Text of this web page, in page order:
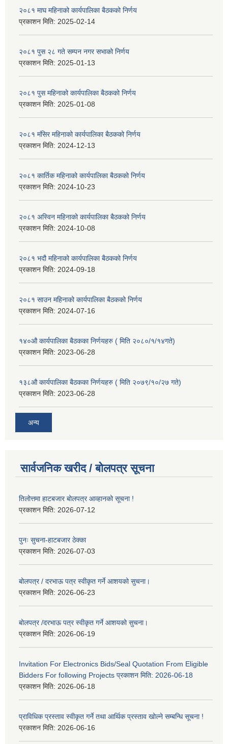
२०८१ माघ महिनाको कार्यपालिका बैठकको निर्णय
प्रकाशन मिति: 2025-02-14
२०८१ पुस २८ गते सम्प‍न नगर सभाको निर्णय
प्रकाशन मिति: 2025-01-13
२०८१ पुस महिनाको कार्यपालिका बैठकको निर्णय
प्रकाशन मिति: 2025-01-08
२०८१ मंसिर महिनाको कार्यपालिका बैठकको निर्णय
प्रकाशन मिति: 2024-12-13
२०८१ कार्तिक महिनाको कार्यपालिका बैठकको निर्णय
प्रकाशन मिति: 2024-10-23
२०८१ अस्विन महिनाको कार्यपालिका बैठकको निर्णय
प्रकाशन मिति: 2024-10-08
२०८१ भदौ महिनाको कार्यपालिका बैठकको निर्णय
प्रकाशन मिति: 2024-09-18
२०८१ साउन महिनाको कार्यपालिका बैठकको निर्णय
प्रकाशन मिति: 2024-07-16
१४०औ कार्यपालिका बैठकका निर्णयहरु ( मिति २०८०/१/१४गते)
प्रकाशन मिति: 2023-06-28
१३८औ कार्यपालिका बैठकका निर्णयहरु ( मिति २०७९/१०/२७ गते)
प्रकाशन मिति: 2023-06-28
अन्य
सार्वजनिक खरीद / बोलपत्र सूचना
तिलोत्तमा हाटबजार बोलपत्र आव्हानको सूचना !
प्रकाशन मिति: 2026-07-12
पुनः सुचना-हाटबजार ठेक्का
प्रकाशन मिति: 2026-07-03
बोलपत्र / दरभाऊ पत्र स्वीकृत गर्ने आशयको सुचना।
प्रकाशन मिति: 2026-06-23
बोलपत्र /दरभाऊ पत्र स्वीकृत गर्ने आशयको सुचना।
प्रकाशन मिति: 2026-06-19
Invitation For Electronics Bids/Seal Quotation From Eligible
Bidders For following Projects प्रकाशन मिति: 2026-06-18
प्रकाशन मिति: 2026-06-18
प्राविधिक प्रस्ताव स्वीकृत गर्ने तथा आर्थिक प्रस्ताव खोल्ने सम्बन्धि सूचना !
प्रकाशन मिति: 2026-06-16